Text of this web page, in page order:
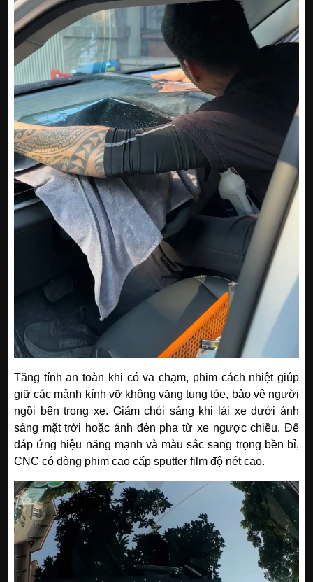
Tăng tính an toàn khi có va chạm, phim cách nhiệt giúp
giữ các mảnh kính vỡ không văng tung tóe, bảo vệ người
ngồi bên trong xe. Giảm chói sáng khi lái xe dưới ánh
sáng mặt trời hoặc ánh đèn pha từ xe ngược chiều. Để
đáp ứng hiệu năng mạnh và màu sắc sang trọng bền bỉ,
CNC có dòng phim cao cấp sputter film độ nét cao.